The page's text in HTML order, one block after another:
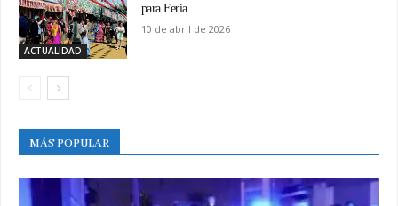
ACTUALIDAD
para Feria
10 de abril de 2026
MÁS POPULAR